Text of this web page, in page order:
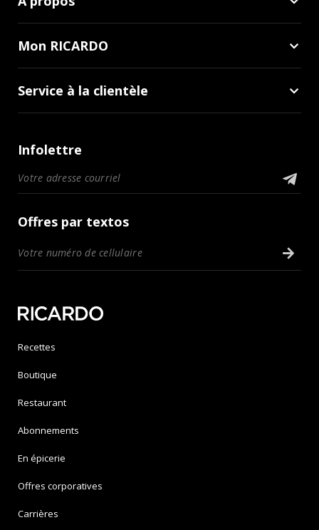
Mon RICARDO
Service à la clientèle
Infolettre
Offres par textos
Recettes
Boutique
Restaurant
Abonnements
En épicerie
Offres corporatives
Carrières